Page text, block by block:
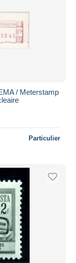
/ Meterstamp
Particulier